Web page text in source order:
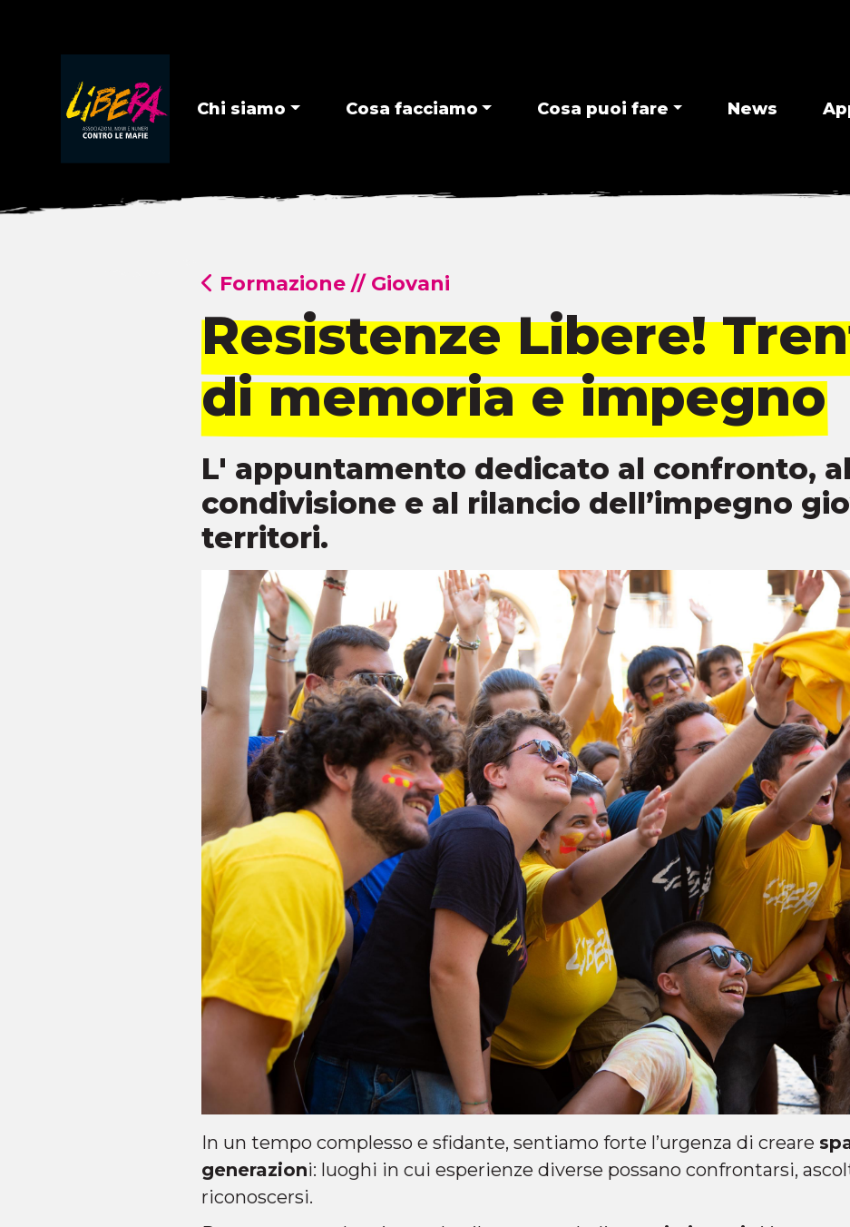
Chi siamo Cosa facciamo Cosa puoi fare News
Formazione // Giovani
Resistenze Libere!
di memoria e impegno
L' appuntamento dedicato al confronto,
condivisione e al rilancio dell’impegno
territori.
In un tempo complesso e sfidante, sentiamo forte l’urgenza di creare
generazioni: luoghi in cui esperienze diverse possano confrontarsi,
riconoscersi.